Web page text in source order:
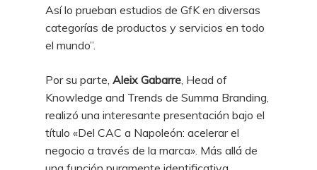
Así lo prueban estudios de GfK en diversas
categorías de productos y servicios en todo
el mundo”.
Por su parte, Aleix Gabarre , Head of
Knowledge and Trends de Summa Branding,
realizó una interesante presentación bajo el
título «Del CAC a Napoleón: acelerar el
negocio a través de la marca». Más allá de